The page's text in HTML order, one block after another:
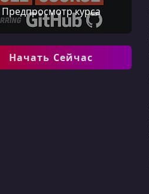
Предпросмотр курса
Начать Сейчас